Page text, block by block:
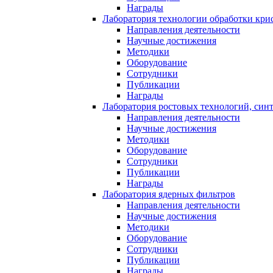
Награды
Лаборатория технологии обработки
Направления деятельности
Научные достижения
Методики
Оборудование
Сотрудники
Публикации
Награды
Лаборатория ростовых технологий,
Направления деятельности
Научные достижения
Методики
Оборудование
Сотрудники
Публикации
Награды
Лаборатория ядерных фильтров
Направления деятельности
Научные достижения
Методики
Оборудование
Сотрудники
Публикации
Награды